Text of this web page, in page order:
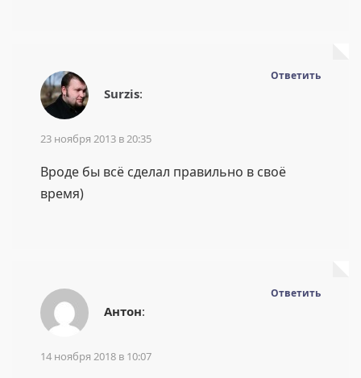
Surzis:
23 ноября 2013 в 20:35
Вроде бы всё сделал правильно в своё
время)
Ответить
Антон:
14 ноября 2018 в 10:07
Ответить